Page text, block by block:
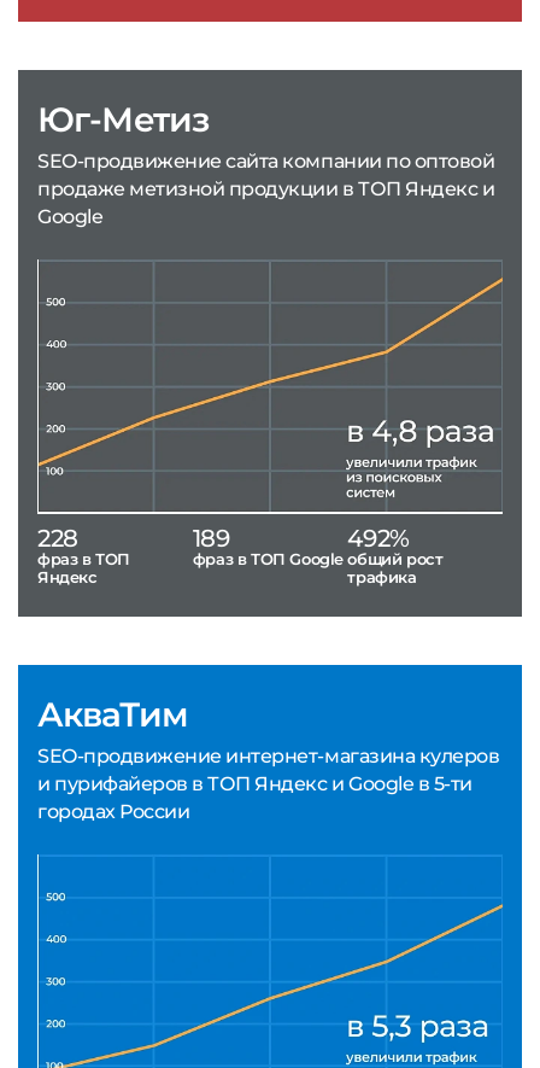
АкваТим
SEO-продвижение интернет-магазина кулеров
и пурифайеров в ТОП Яндекс и Google в 5-ти
городах России
Юг-Метиз
SEO-продвижение сайта компании по оптовой
продаже метизной продукции в ТОП Яндекс и
Google
228
фраз в ТОП
Яндекс
189
фраз в ТОП Google
492%
общий рост
трафика